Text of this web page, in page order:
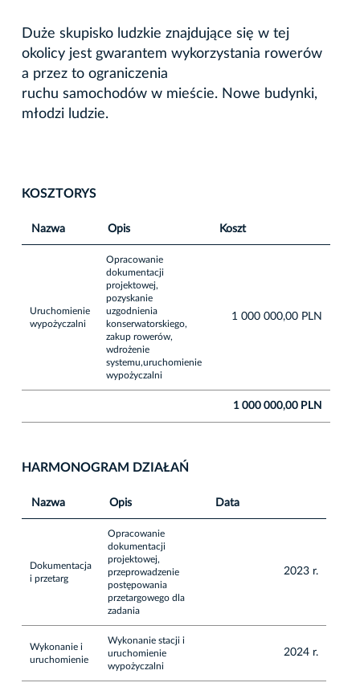
Duże skupisko ludzkie znajdujące się w tej
okolicy jest gwarantem wykorzystania rowerów
a przez to ograniczenia
ruchu samochodów w mieście. Nowe budynki,
młodzi ludzie.
KOSZTORYS
Nazwa Opis Koszt
Uruchomienie
wypożyczalni
Opracowanie
dokumentacji
projektowej,
pozyskanie
uzgodnienia
konserwatorskiego,
zakup rowerów,
wdrożenie
systemu,uruchomienie
wypożyczalni
1 000 000,00 PLN
1 000 000,00 PLN
HARMONOGRAM DZIAŁAŃ
Nazwa Opis Data
Dokumentacja
i przetarg
Opracowanie
dokumentacji
projektowej,
przeprowadzenie
postępowania
przetargowego dla
zadania
2023 r.
Wykonanie i
uruchomienie
Wykonanie stacji i
uruchomienie
wypożyczalni
2024 r.